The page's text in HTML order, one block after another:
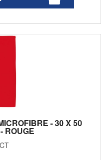
- 30 X 50
ROUGE